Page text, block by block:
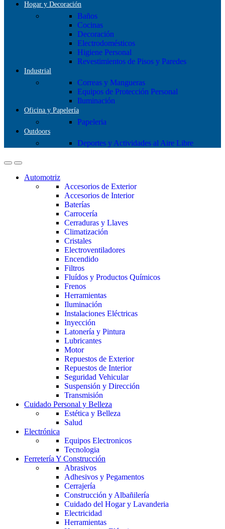
Hogar y Decoración
Baños
Cocinas
Decoración
Electrodomésticos
Higiene Personal
Revestimientos de Pisos y Paredes
Industrial
Correas y Mangueras
Equipos de Protección Personal
Iluminación
Oficina y Papelería
Papeleria
Outdoors
Deportes y Actividades al Aire Libre
Automotriz
Accesorios de Exterior
Accesorios de Interior
Baterías
Carrocería
Cerraduras y Llaves
Climatización
Cristales
Electroventiladores
Encendido
Filtros
Fluídos y Productos Químicos
Frenos
Herramientas
Iluminación
Instalaciones Eléctricas
Inyección
Latonería y Pintura
Lubricantes
Motor
Repuestos de Exterior
Repuestos de Interior
Seguridad Vehicular
Suspensión y Dirección
Transmisión
Cuidado Personal y Belleza
Estética y Belleza
Salud
Electrónica
Equipos Electronicos
Tecnologia
Ferretería Y Construcción
Abrasivos
Adhesivos y Pegamentos
Cerrajería
Construcción y Albañilería
Cuidado del Hogar y Lavanderia
Electricidad
Herramientas